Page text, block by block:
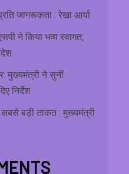
जागरूकता : रेखा आर्या
ने किया भव्य स्वागत;
मुख्यमंत्री ने सुनीं
निर्देश
सबसे बड़ी ताकत : मुख्यमंत्री